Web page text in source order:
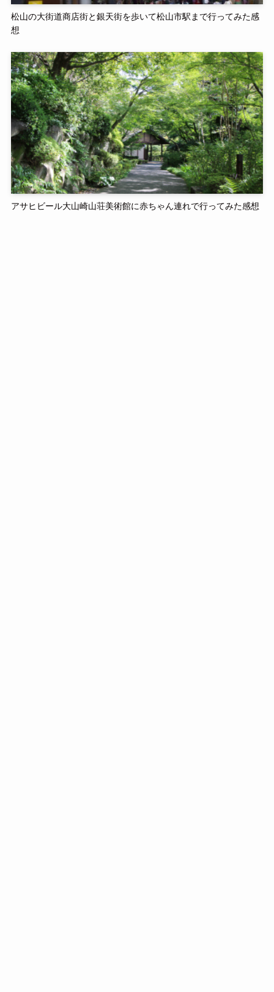
松山の大街道商店街と銀天街を歩いて松山市駅まで行ってみた感
想
アサヒビール大山崎山荘美術館に赤ちゃん連れで行ってみた感想